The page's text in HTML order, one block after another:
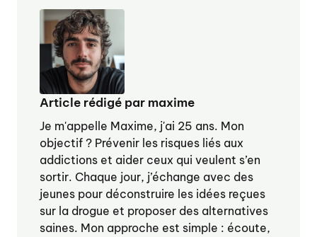
Article rédigé par maxime
Je m'appelle Maxime, j'ai 25 ans. Mon
objectif ? Prévenir les risques liés aux
addictions et aider ceux qui veulent s’en
sortir. Chaque jour, j’échange avec des
jeunes pour déconstruire les idées reçues
sur la drogue et proposer des alternatives
saines. Mon approche est simple : écoute,